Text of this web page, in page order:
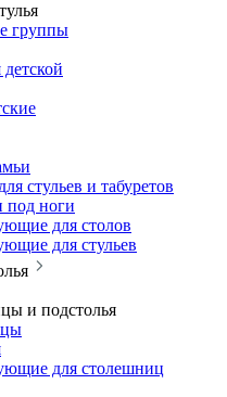
группы
стульев и табуретов
под ноги
для столов
для стульев
и подстолья
для столешниц